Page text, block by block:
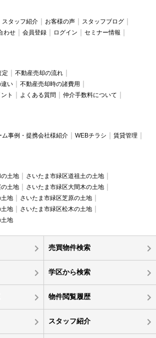
スタッフ紹介 お客様の声
スタッフブログ
わせ 会員登録 ログイン
セミナー情報
定
不動産売却の流れ
違い
不動産売却時の諸費用
ト
よくある質問
仲介手数料について
ム事例・提携会社様紹介 WEBチラシ
賃貸管理
土地
さいたま市緑区道祖土の土地
土地
さいたま市緑区大間木の土地
地
さいたま市緑区芝原の土地
地
さいたま市緑区松木の土地
地
売買物件検索
学区から検索
物件閲覧履歴
スタッフ紹介